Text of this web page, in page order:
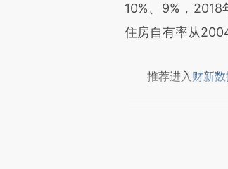
10%、9%，
住房自有率从
推荐进入 财新